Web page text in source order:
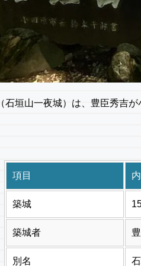
石垣山一夜城）は、豊臣秀吉
項目
築城
築城者
別名